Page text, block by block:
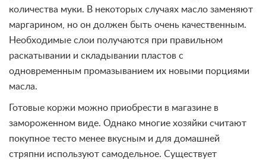
количества муки. В некоторых случаях масло заменяют
маргарином, но он должен быть очень качественным.
Необходимые слои получаются при правильном
раскатывании и складывании пластов с
одновременным промазыванием их новыми порциями
масла.
Готовые коржи можно приобрести в магазине в
замороженном виде. Однако многие хозяйки считают
покупное тесто менее вкусным и для домашней
стряпни используют самодельное. Существует